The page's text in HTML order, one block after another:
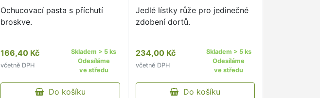
Ochucovací pasta s příchutí
broskve.
166,40 Kč
včetně DPH
Skladem > 5 ks
Odesíláme
ve středu
Do košíku
Jedlé lístky růže pro jedinečné
zdobení dortů.
234,00 Kč
včetně DPH
Skladem > 5 ks
Odesíláme
ve středu
Do košíku